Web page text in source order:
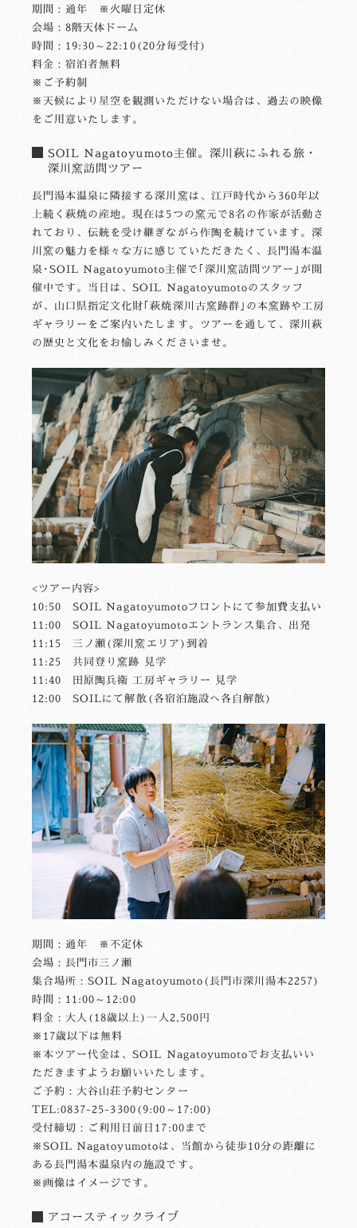
期間：通年 ※火曜日定休
会場：8階天体ドーム
時間：19:30～22:10(20分毎受付)
料金：宿泊者無料
※ご予約制
※天候により星空を観測いただけない場合は、過去の映像
をご用意いたします。
SOIL Nagatoyumoto主催。深川萩にふれる旅・
深川窯訪問ツアー
長門湯本温泉に隣接する深川窯は、江戸時代から360年以
上続く萩焼の産地。現在は5つの窯元で8名の作家が活動さ
れており、伝統を受け継ぎながら作陶を続けています。深
川窯の魅力を様々な方に感じていただきたく、長門湯本温
泉･SOIL Nagatoyumoto主催で｢深川窯訪問ツアー｣が開
催中です。当日は、SOIL Nagatoyumotoのスタッフ
が、山口県指定文化財｢萩焼深川古窯跡群｣の本窯跡や工房
ギャラリーをご案内いたします。ツアーを通して、深川萩
の歴史と文化をお愉しみくださいませ。
<ツアー内容>
10:50 SOIL Nagatoyumotoフロントにて参加費支払い
11:00 SOIL Nagatoyumotoエントランス集合、出発
11:15 三ノ瀬(深川窯エリア)到着
11:25 共同登り窯跡 見学
11:40 田原陶兵衛 工房ギャラリー 見学
12:00 SOILにて解散(各宿泊施設へ各自解散)
期間：通年 ※不定休
会場：長門市三ノ瀬
集合場所：SOIL Nagatoyumoto(長門市深川湯本2257)
時間：11:00～12:00
料金：大人(18歳以上)一人2,500円
※17歳以下は無料
※本ツアー代金は、SOIL Nagatoyumotoでお支払いい
ただきますようお願いいたします。
ご予約：大谷山荘予約センター
TEL:0837-25-3300(9:00～17:00)
受付締切：ご利用日前日17:00まで
※SOIL Nagatoyumotoは、当館から徒歩10分の距離に
ある長門湯本温泉内の施設です。
※画像はイメージです。
アコースティックライブ